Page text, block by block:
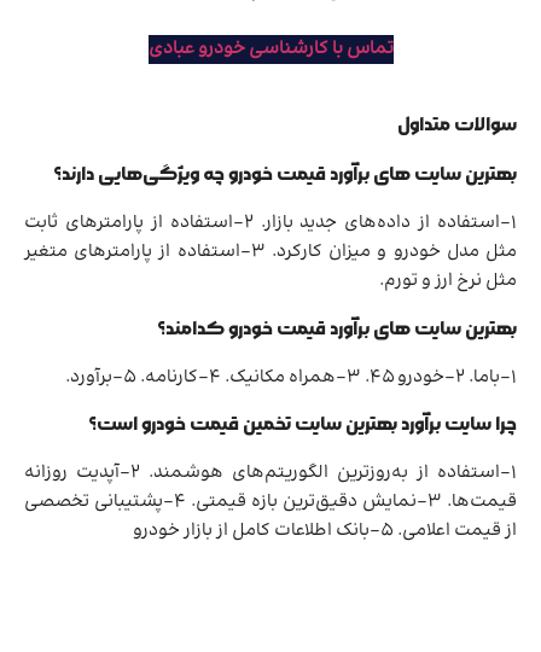
تماس با کارشناسی خودرو عبادی
سوالات متداول
بهترین سایت های برآورد قیمت خودرو چه ویژگی‌هایی دارند؟
1-استفاده از داده‌های جدید بازار. 2-استفاده از پارامترهای ثابت
مثل مدل خودرو و میزان کارکرد. 3-استفاده از پارامترهای متغیر
مثل نرخ ارز و تورم.
بهترین سایت های برآورد قیمت خودرو کدامند؟
1-باما. 2-خودرو 45. 3-همراه مکانیک. 4-کارنامه. 5-برآورد.
چرا سایت برآورد بهترین سایت تخمین قیمت خودرو است؟
1-استفاده از به‌روزترین الگوریتم‌های هوشمند. 2-آپدیت روزانه
قیمت‌ها. 3-نمایش دقیق‌ترین بازه قیمتی. 4-پشتیبانی تخصصی
از قیمت اعلامی. 5-بانک اطلاعات کامل از بازار خودرو